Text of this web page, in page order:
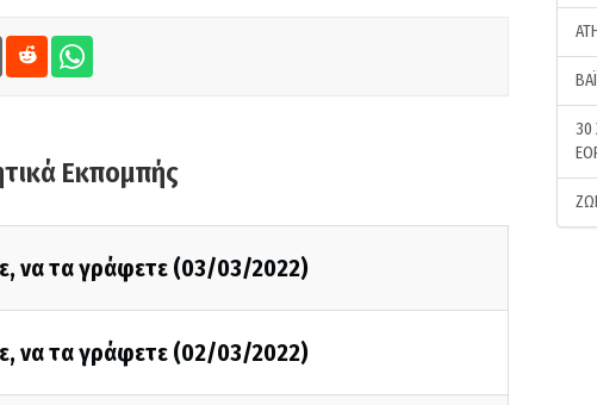
Εκπομπής
να τα γράφετε (03/03/2022)
να τα γράφετε (02/03/2022)
30